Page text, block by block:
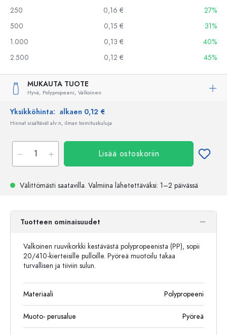
250
0,16 €
27%
500
0,15 €
31%
1.000
0,13 €
40%
2.500
0,12 € 45%
MUKAUTA TUOTE
Hyvä, Polypropeeni, Valkoinen
Yksikköhinta: alkaen 0,12 €
Hinnat sisältävät alv:n, ilman toimituskuluja
Lisää ostoskoriin
Välittömästi saatavilla. Valmiina lähetettäväksi: 1–2 päivässä
Tuotteen ominaisuudet
Valkoinen ruuvikorkki kestävästä polypropeenista (PP), sopii
20/410-kierteisille pulloille. Pyöreä muotoilu takaa
turvallisen ja tiiviin sulun.
Materiaali Polypropeeni
Muoto- perusalue Pyöreä